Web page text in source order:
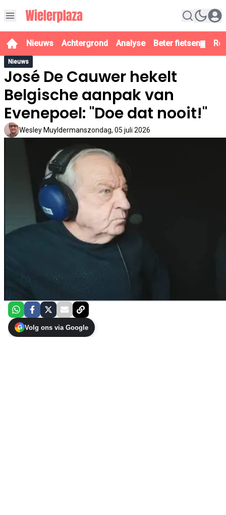
Nieuws Achtergrond Analyse Beter fietsen
Nieuws
José De Cauwer hekelt
Belgische aanpak van
Evenepoel: "Doe dat nooit!"
Wesley Muyldermanszondag, 05 juli 2026
G Volg ons via Google